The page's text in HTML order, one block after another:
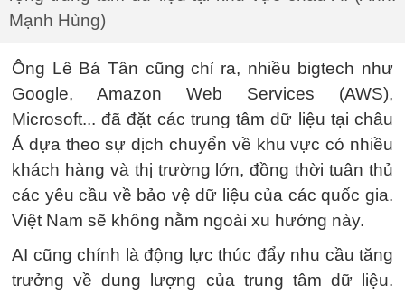
Mạnh Hùng)
Ông Lê Bá Tân cũng chỉ ra, nhiều bigtech như
Google, Amazon Web Services (AWS),
Microsoft... đã đặt các trung tâm dữ liệu tại châu
Á dựa theo sự dịch chuyển về khu vực có nhiều
khách hàng và thị trường lớn, đồng thời tuân thủ
các yêu cầu về bảo vệ dữ liệu của các quốc gia.
Việt Nam sẽ không nằm ngoài xu hướng này.
AI cũng chính là động lực thúc đẩy nhu cầu tăng
trưởng về dung lượng của trung tâm dữ liệu.